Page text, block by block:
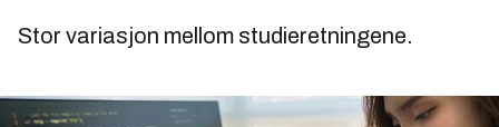
Stor variasjon mellom studieretningene.